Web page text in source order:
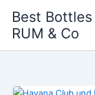
Inhalt
springen
Best
RUM & Co